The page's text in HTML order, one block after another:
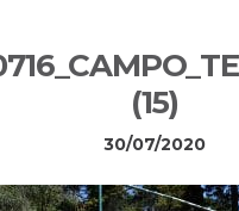
(15)
30/07/2020